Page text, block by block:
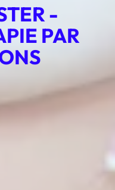
-
PAR